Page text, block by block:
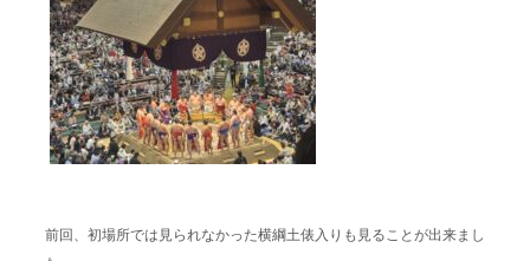
前回、初場所では見られなかった横綱土俵入りも見ることが出来まし